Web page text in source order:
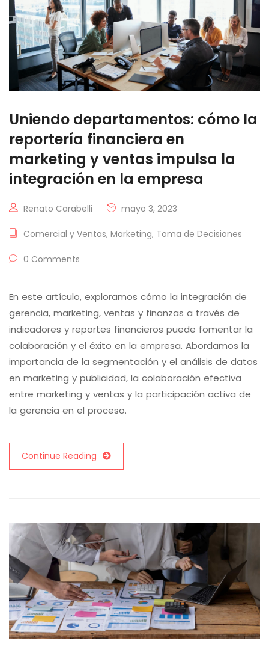
Uniendo departamentos: cómo la
reportería financiera en
marketing y ventas impulsa la
integración en la empresa
Renato Carabelli mayo 3, 2023
Comercial y Ventas, Marketing, Toma de Decisiones
0 Comments
En este artículo, exploramos cómo la integración de
gerencia, marketing, ventas y finanzas a través de
indicadores y reportes financieros puede fomentar la
colaboración y el éxito en la empresa. Abordamos la
importancia de la segmentación y el análisis de datos
en marketing y publicidad, la colaboración efectiva
entre marketing y ventas y la participación activa de
la gerencia en el proceso.
Continue Reading